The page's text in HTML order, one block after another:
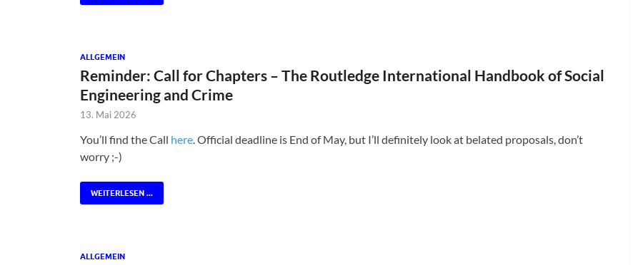
ALLGEMEIN
Reminder: Call for Chapters – The Routledge International Handbook of Social
Engineering and Crime
13. Mai 2026
You’ll find the Call here. Official deadline is End of May, but I’ll definitely look at belated proposals, don’t
worry ;-)
WEITERLESEN ...
ALLGEMEIN